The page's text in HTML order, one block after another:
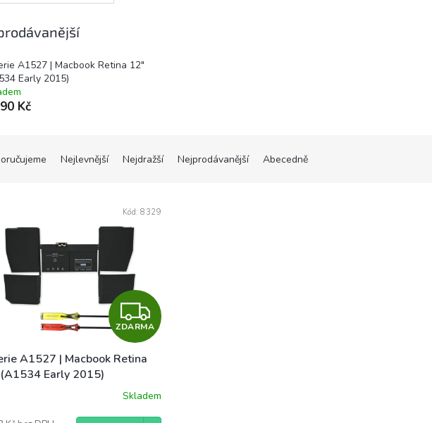
A1527 | Macbook Retina 12"
Early 2015)
Kč
Nejlevnější Nejdražší Nejprodávanější Abecedně
Z
D
R
ZDARMA
A1527 | Macbook Retina
Early 2015)
Skladem
Kód:8329